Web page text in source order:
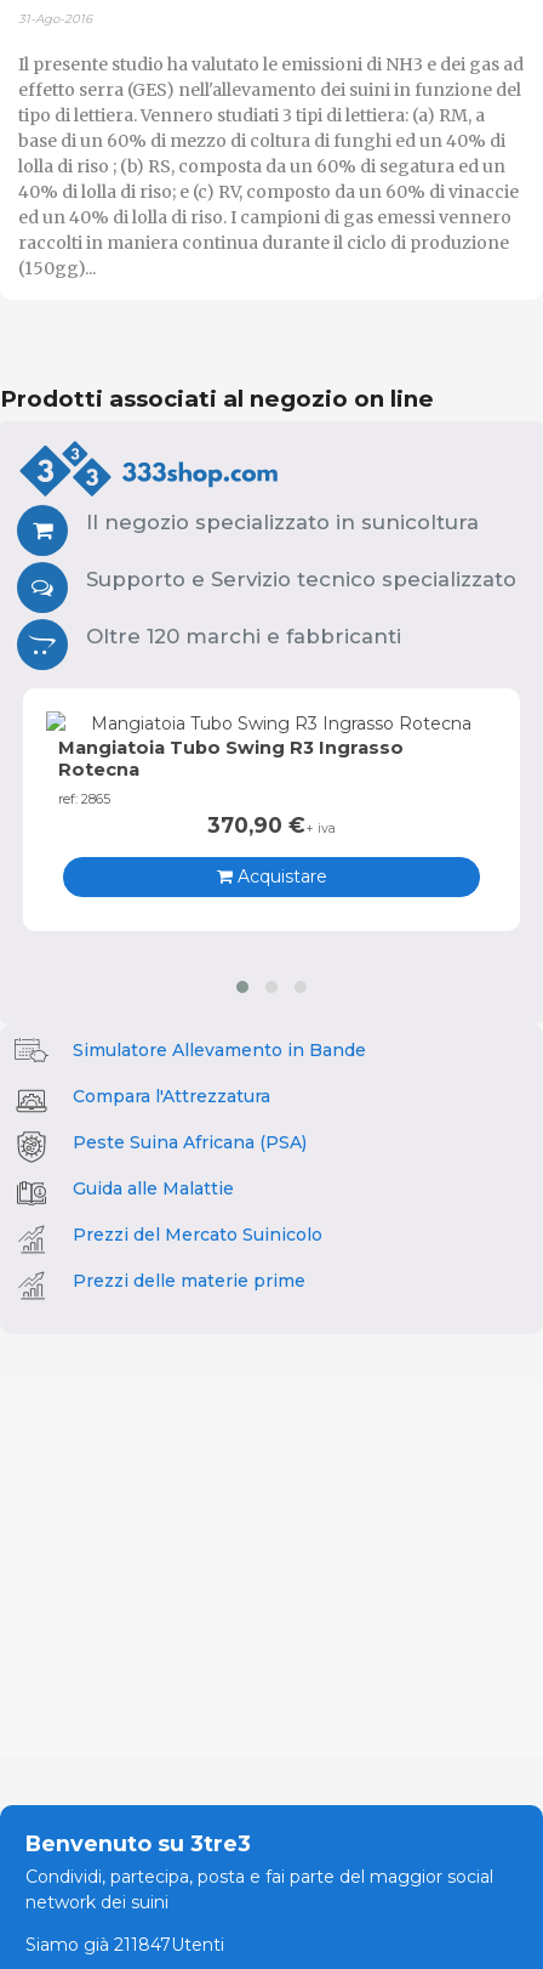
31-Ago-2016
Il presente studio ha valutato le emissioni di NH3 e dei gas ad
effetto serra (GES) nell'allevamento dei suini in funzione del
tipo di lettiera. Vennero studiati 3 tipi di lettiera: (a) RM, a
base di un 60% di mezzo di coltura di funghi ed un 40% di
lolla di riso ; (b) RS, composta da un 60% di segatura ed un
40% di lolla di riso; e (c) RV, composto da un 60% di vinaccie
ed un 40% di lolla di riso. I campioni di gas emessi vennero
raccolti in maniera continua durante il ciclo di produzione
(150gg)...
Prodotti associati al negozio on line
Il negozio specializzato in sunicoltura
Supporto e Servizio tecnico specializzato
Oltre 120 marchi e fabbricanti
Mangiatoia Tubo Swing R3 Ingrasso
Rotecna
ref: 2865
370,90 €+ iva
Acquistare
Simulatore Allevamento in Bande
Compara l'Attrezzatura
Peste Suina Africana (PSA)
Guida alle Malattie
Prezzi del Mercato Suinicolo
Prezzi delle materie prime
Benvenuto su 3tre3
Condividi, partecipa, posta e fai parte del maggior social
network dei suini
Siamo già 211847Utenti